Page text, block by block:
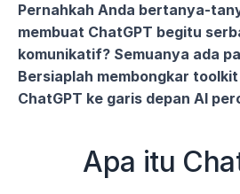
Pernahkah Anda bertanya-
membuat ChatGPT begitu
komunikatif? Semuanya ada
Bersiaplah membongkar
ChatGPT ke garis depan AI
Apa itu